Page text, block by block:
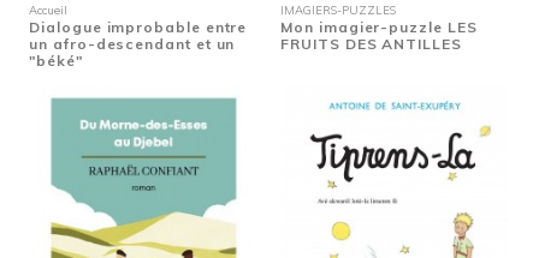
Accueil
Dialogue improbable entre
un afro-descendant et un
"béké"
IMAGIERS-PUZZLES
Mon imagier-puzzle LES
FRUITS DES ANTILLES